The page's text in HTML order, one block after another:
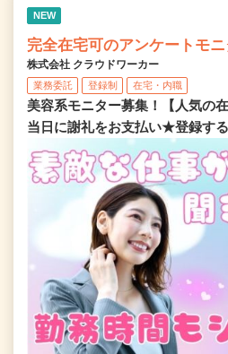
NEW
完全在宅可のアンケートモ
株式会社 クラウドワーカー
業務委託 登録制 在宅・内職
美容系モニター募集！【人気の
当日に謝礼をお支払い★登録す